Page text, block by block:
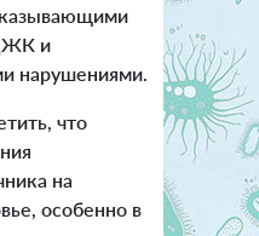
и
нарушениями.
что
на
особенно в